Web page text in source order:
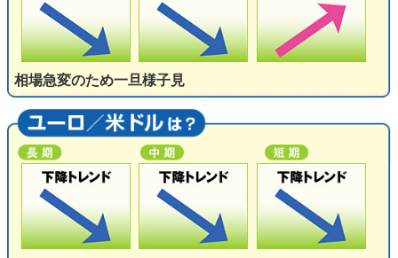
相場急変のため一旦様子見